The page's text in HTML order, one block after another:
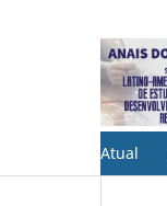
Atual